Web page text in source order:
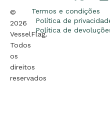
©
2026
VesselFlag.
Todos
os
direitos
reservados
Termos e condições
Política de
Política de